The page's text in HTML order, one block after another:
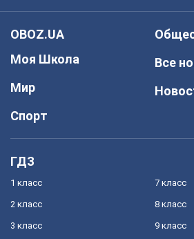
OBOZ.UA
Моя Школа
Мир
Спорт
Все
ГДЗ
1 класс
2 класс
3 класс
7 класс
8 класс
9 класс